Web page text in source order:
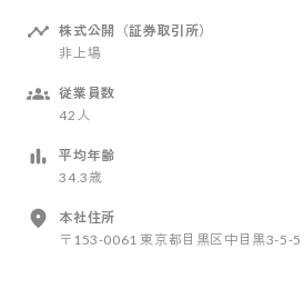
株式公開（証券取引所）
非上場
従業員数
42人
平均年齢
34.3歳
本社住所
〒153-0061 東京都目黒区中目黒3-5-5